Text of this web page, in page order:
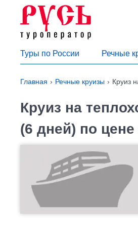
Туры по России Речные
Главная Речные круизы Круиз
Круиз на
(6 дней) по цене